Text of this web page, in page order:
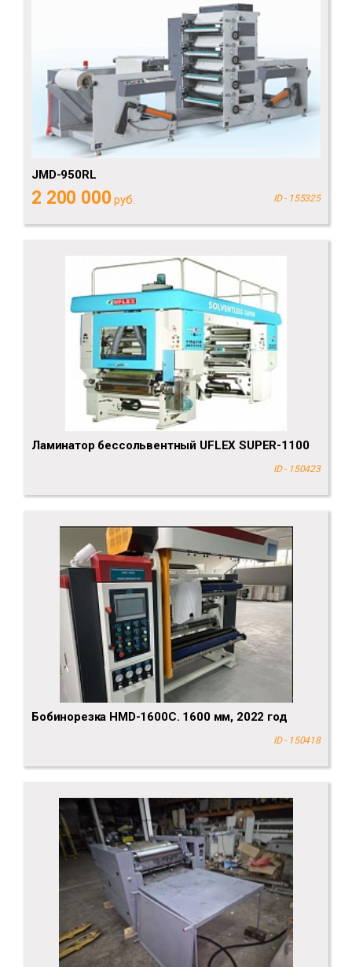
JMD-950RL
2 200 000 руб. ID - 155325
Ламинатор бессольвентный UFLEX SUPER-1100
ID - 150423
Бобинорезка HMD-1600C. 1600 мм, 2022 год
ID - 150418